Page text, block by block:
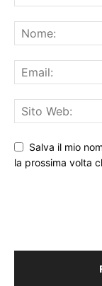
Salva il mio
la prossima volta